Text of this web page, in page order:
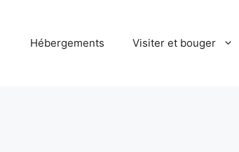
Hébergements Visiter et bouger